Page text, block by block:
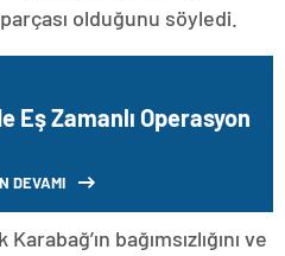
olduğunu söyledi.
Eş Zamanlı Operasyon
DEVAMI
Karabağ’ın bağımsızlığını ve